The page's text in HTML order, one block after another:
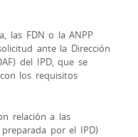
las FDN o la ANPP
ante la Dirección
del IPD, que se
los requisitos
relación a las
por el IPD)